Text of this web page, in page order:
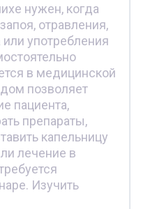
нужен, когда
отравления,
употребления
в медицинской
позволяет
пациента,
препараты,
капельницу
лечение в
Изучить